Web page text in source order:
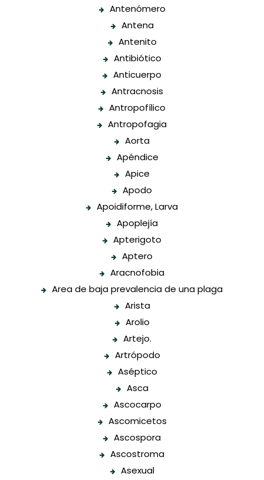
Antenómero
Antena
Antenito
Antibiótico
Anticuerpo
Antracnosis
Antropofílico
Antropofagia
Aorta
Apéndice
Apice
Apodo
Apoidiforme, Larva
Apoplejía
Apterigoto
Aptero
Aracnofobia
Area de baja prevalencia de una plaga
Arista
Arolio
Artejo.
Artrópodo
Aséptico
Asca
Ascocarpo
Ascomicetos
Ascospora
Ascostroma
Asexual